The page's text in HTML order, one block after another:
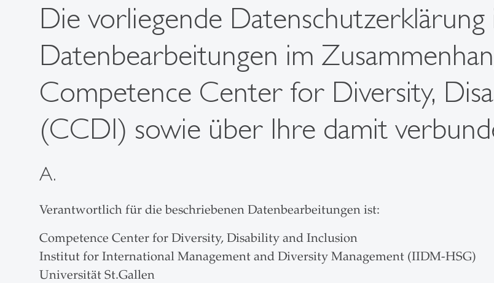
Die vorliegende
Datenbearbeitungen im
Competence Center for Diversity,
(CCDI) sowie über Ihre damit
A.
Verantwortlich für die beschriebenen Datenbearbeitungen ist:
Competence Center for Diversity, Disability and Inclusion
Institut for International Management and Diversity Management (IIDM-HSG)
Universität St.Gallen